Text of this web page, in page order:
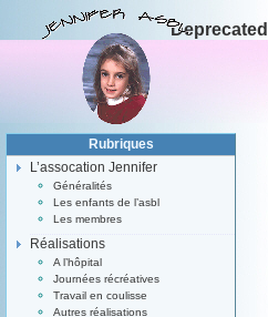
Deprecated
Rubriques
L’assocation Jennifer
Généralités
Les enfants de l’asbl
Les membres
Réalisations
A l’hôpital
Journées récréatives
Travail en coulisse
Autres réalisations